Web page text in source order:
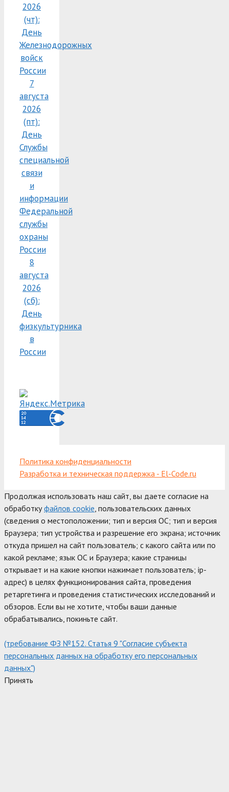
2026
(чт):
День
Железнодорожных
войск
России
7
августа
2026
(пт):
День
Службы
специальной
связи
и
информации
Федеральной
службы
охраны
России
8
августа
2026
(сб):
День
физкультурника
в
России
Политика конфиденциальности
Разработка и техническая поддержка - El-Code.ru
Продолжая использовать наш сайт, вы даете согласие на
обработкуфайлов cookie , пользовательских данных
(сведения о местоположении; тип и версия ОС; тип и версия
Браузера; тип устройства и разрешение его экрана; источник
откуда пришел на сайт пользователь; с какого сайта или по
какой рекламе; язык ОС и Браузера; какие страницы
открывает и на какие кнопки нажимает пользователь; ip-
адрес) в целях функционирования сайта, проведения
ретаргетинга и проведения статистических исследований и
обзоров. Если вы не хотите, чтобы ваши данные
обрабатывались, покиньте сайт.
(требование ФЗ №152. Статья 9 "Согласие субъекта
персональных данных на обработку его персональных
данных")
Принять